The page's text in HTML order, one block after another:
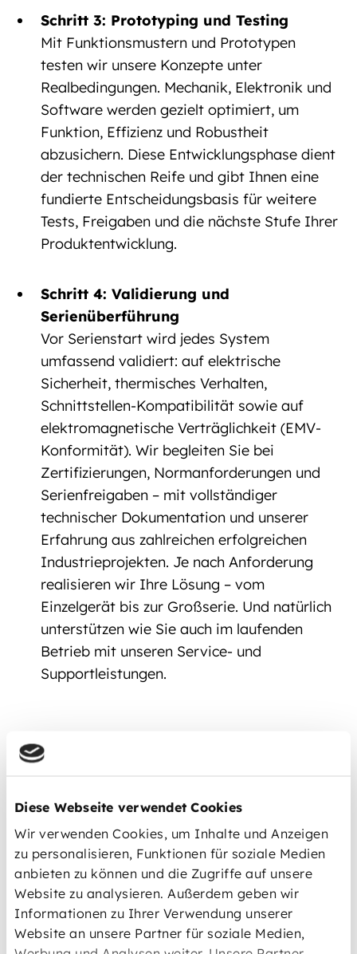
Diese Webseite verwendet Cookies
Wir verwenden Cookies, um Inhalte und Anzeigen
zu personalisieren, Funktionen für soziale Medien
anbieten zu können und die Zugriffe auf unsere
Website zu analysieren. Außerdem geben wir
Informationen zu Ihrer Verwendung unserer
Website an unsere Partner für soziale Medien,
Schritt 3: Prototyping und Testing
Mit Funktionsmustern und Prototypen
testen wir unsere Konzepte unter
Realbedingungen. Mechanik, Elektronik und
Software werden gezielt optimiert, um
Funktion, Effizienz und Robustheit
abzusichern. Diese Entwicklungsphase dient
der technischen Reife und gibt Ihnen eine
fundierte Entscheidungsbasis für weitere
Tests, Freigaben und die nächste Stufe Ihrer
Produktentwicklung.
Schritt 4: Validierung und
Serienüberführung
Vor Serienstart wird jedes System
umfassend validiert: auf elektrische
Sicherheit, thermisches Verhalten,
Schnittstellen-Kompatibilität sowie auf
elektromagnetische Verträglichkeit (EMV-
Konformität). Wir begleiten Sie bei
Zertifizierungen, Normanforderungen und
Serienfreigaben – mit vollständiger
technischer Dokumentation und unserer
Erfahrung aus zahlreichen erfolgreichen
Industrieprojekten. Je nach Anforderung
realisieren wir Ihre Lösung – vom
Einzelgerät bis zur Großserie. Und natürlich
unterstützen wie Sie auch im laufenden
Betrieb mit unseren Service- und
Supportleistungen.